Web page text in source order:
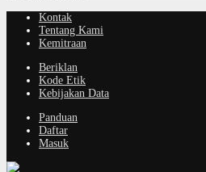
Kontak
Tentang Kami
Kemitraan
Beriklan
Kode Etik
Kebijakan Data
Panduan
Daftar
Masuk